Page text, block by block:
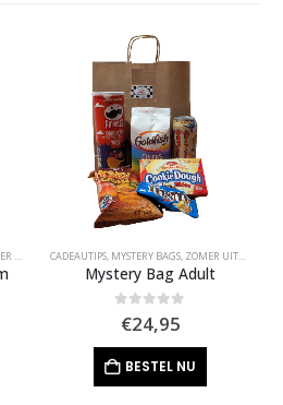
CADEAUTIPS, MYSTERY BAGS, ZOMER UITVERKOOP
Mystery Bag Adult
out of 5
€24,95
BESTEL NU